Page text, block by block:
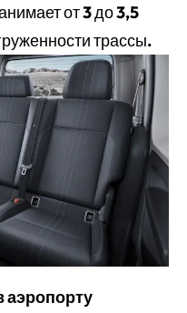
от 3 до 3,5
трассы.
аэропорту